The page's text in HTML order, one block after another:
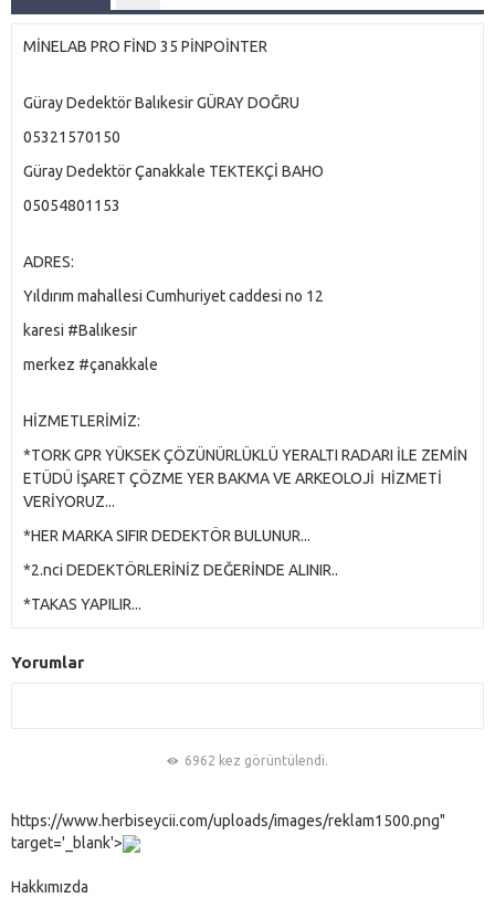
MİNELAB PRO FİND 35 PİNPOİNTER
Güray Dedektör Balıkesir GÜRAY DOĞRU
05321570150
Güray Dedektör Çanakkale TEKTEKÇİ BAHO
05054801153
ADRES:
Yıldırım mahallesi Cumhuriyet caddesi no 12
karesi #Balıkesir
merkez #çanakkale
HİZMETLERİMİZ:
*TORK GPR YÜKSEK ÇÖZÜNÜRLÜKLÜ YERALTI RADARI İLE ZEMİN
ETÜDÜ İŞARET ÇÖZME YER BAKMA VE ARKEOLOJİ HİZMETİ
VERİYORUZ...
*HER MARKA SIFIR DEDEKTÖR BULUNUR...
*2.nci DEDEKTÖRLERİNİZ DEĞERİNDE ALINIR..
*TAKAS YAPILIR...
Yorumlar
6962 kez görüntülendi.
https://www.herbiseycii.com/uploads/images/reklam1500.png"
target='_blank'>
Hakkımızda